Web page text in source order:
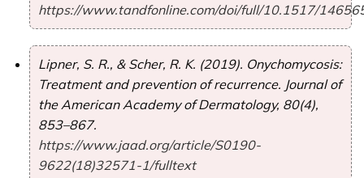
https://www.tandfonline.com/doi/full/10.1517/
Lipner, S. R., & Scher, R. K. (2019). Onychomycosis:
Treatment and prevention of recurrence. Journal of
the American Academy of Dermatology, 80(4),
853–867.
https://www.jaad.org/article/S0190-
9622(18)32571-1/fulltext